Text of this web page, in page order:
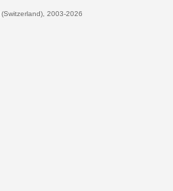
(Switzerland), 2003-2026